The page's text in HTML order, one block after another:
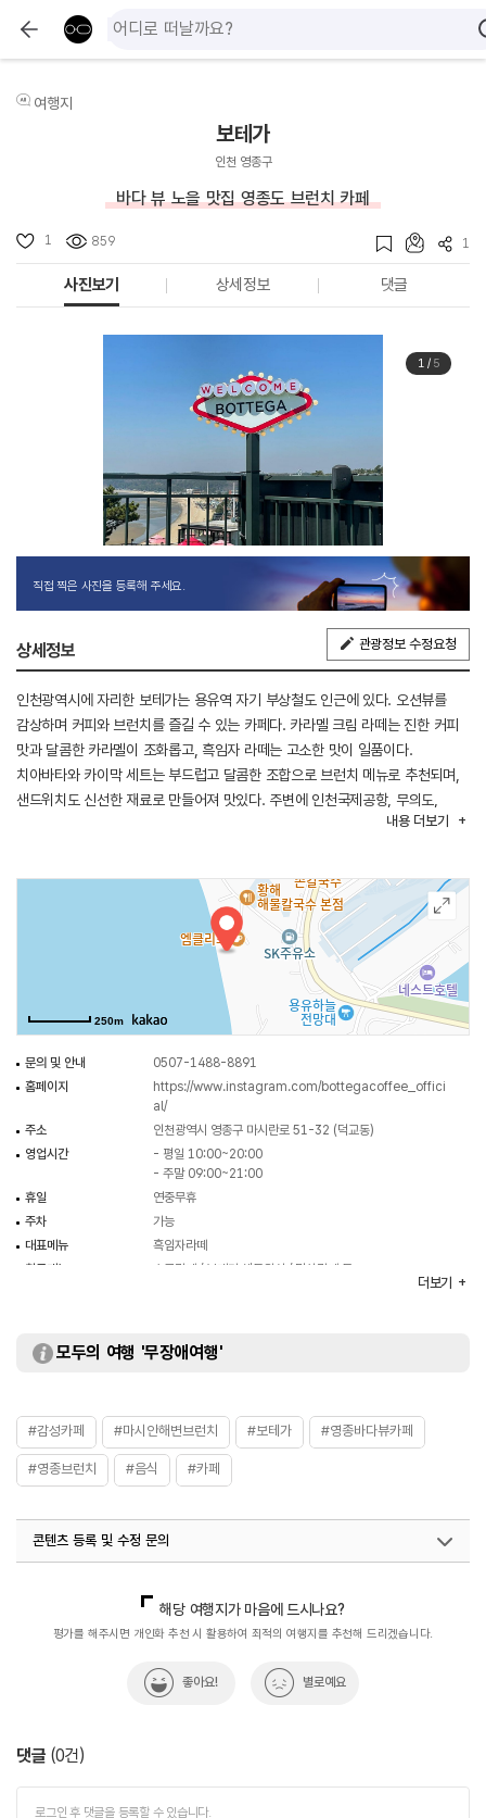
여행지
보테가
인천 영종구
바다 뷰 노을 맛집 영종도 브런치 카페
1 859 1
사진보기 상세정보 댓글
1/ 5
직접 찍은 사진을 등록해 주세요.
상세정보 관광정보 수정요청
인천광역시에 자리한 보테가는 용유역 자기 부상철도 인근에 있다. 오션뷰를
감상하며 커피와 브런치를 즐길 수 있는 카페다. 카라멜 크림 라떼는 진한 커피
맛과 달콤한 카라멜이 조화롭고, 흑임자 라떼는 고소한 맛이 일품이다.
치아바타와 카이막 세트는 부드럽고 달콤한 조합으로 브런치 메뉴로 추천되며,
샌드위치도 신선한 재료로 만들어져 맛있다. 주변에 인천국제공항, 무의도,
실미도, 을왕리해수욕장, 오토캠핑장, 영종도 마시안 해변 등이 있어 연계
내용 더보기
250m
문의 및 안내
0507-1488-8891
홈페이지
https://www.instagram.com/bottegacoffee_offici
al/
주소
인천광역시 영종구 마시란로 51-32 (덕교동)
영업시간
- 평일 10:00~20:00
- 주말 09:00~21:00
휴일
연중무휴
주차
가능
대표메뉴
흑임자라떼
취급메뉴
초코라떼 / 보테가 샌드위치 / 말차라떼 등
더보기
모두의 여행 '무장애여행'
#감성카페 #마시안해변브런치 #보테가 #영종바다뷰카페
#영종브런치 #음식 #카페
콘텐츠 등록 및 수정 문의
해당 여행지가 마음에 드시나요?
평가를 해주시면 개인화 추천 시 활용하여 최적의 여행지를 추천해 드리겠습니다.
좋아요! 별로예요
댓글 (0건)